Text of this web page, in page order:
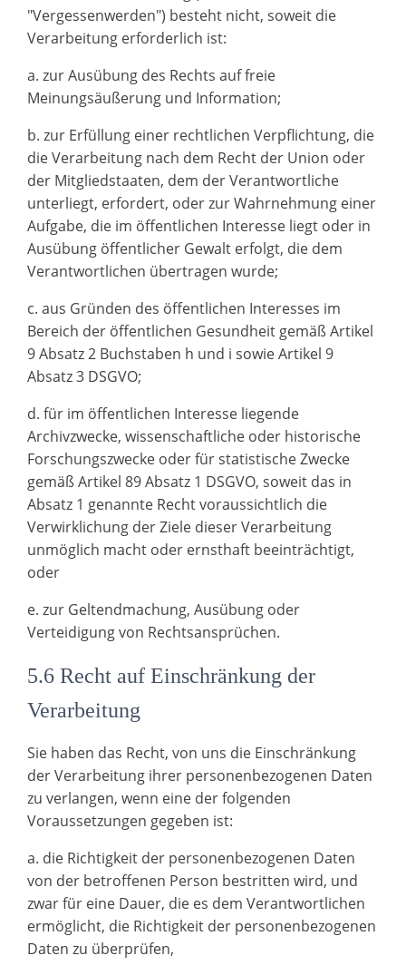
"Vergessenwerden") besteht nicht, soweit die
Verarbeitung erforderlich ist:
a. zur Ausübung des Rechts auf freie
Meinungsäußerung und Information;
b. zur Erfüllung einer rechtlichen Verpflichtung, die
die Verarbeitung nach dem Recht der Union oder
der Mitgliedstaaten, dem der Verantwortliche
unterliegt, erfordert, oder zur Wahrnehmung einer
Aufgabe, die im öffentlichen Interesse liegt oder in
Ausübung öffentlicher Gewalt erfolgt, die dem
Verantwortlichen übertragen wurde;
c. aus Gründen des öffentlichen Interesses im
Bereich der öffentlichen Gesundheit gemäß Artikel
9 Absatz 2 Buchstaben h und i sowie Artikel 9
Absatz 3 DSGVO;
d. für im öffentlichen Interesse liegende
Archivzwecke, wissenschaftliche oder historische
Forschungszwecke oder für statistische Zwecke
gemäß Artikel 89 Absatz 1 DSGVO, soweit das in
Absatz 1 genannte Recht voraussichtlich die
Verwirklichung der Ziele dieser Verarbeitung
unmöglich macht oder ernsthaft beeinträchtigt,
oder
e. zur Geltendmachung, Ausübung oder
Verteidigung von Rechtsansprüchen.
5.6 Recht auf Einschränkung der
Verarbeitung
Sie haben das Recht, von uns die Einschränkung
der Verarbeitung ihrer personenbezogenen Daten
zu verlangen, wenn eine der folgenden
Voraussetzungen gegeben ist:
a. die Richtigkeit der personenbezogenen Daten
von der betroffenen Person bestritten wird, und
zwar für eine Dauer, die es dem Verantwortlichen
ermöglicht, die Richtigkeit der personenbezogenen
Daten zu überprüfen,